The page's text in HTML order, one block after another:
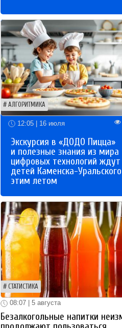
АЛГОРИТМИКА
12:05 | 16 июля
Экскурсия в «ДОДО Пицца»
и полезные знания из мира
цифровых технологий ждут
детей Каменска-Уральского
этим летом
СТАТИСТИКА
08:07 | 5 августа
Безалкогольные напитки